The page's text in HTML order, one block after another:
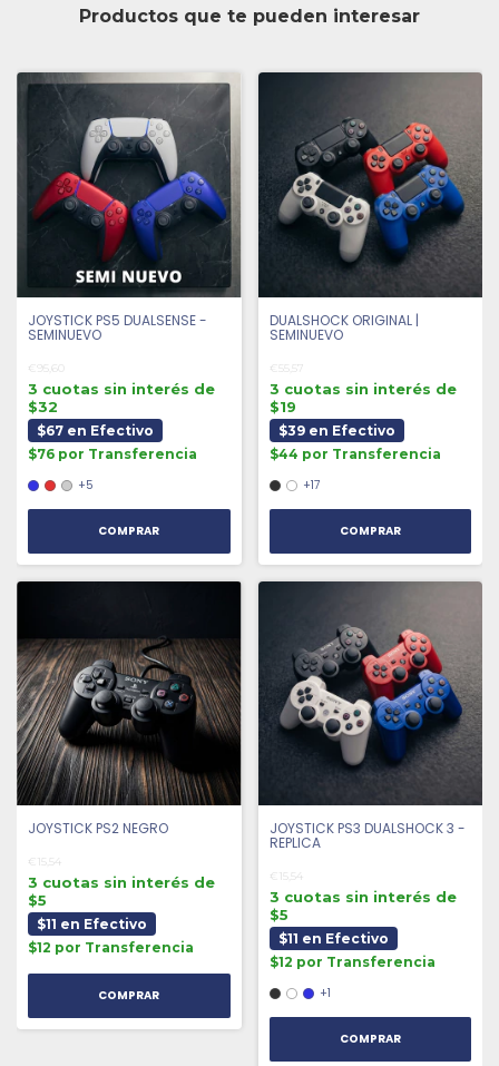
Productos que te pueden interesar
JOYSTICK PS5 DUALSENSE -
SEMINUEVO
€95,60
3 cuotas sin interés de
$32
$67 en Efectivo
$76 por Transferencia
+5
COMPRAR
DUALSHOCK ORIGINAL |
SEMINUEVO
€55,57
3 cuotas sin interés de
$19
$39 en Efectivo
$44 por Transferencia
+17
COMPRAR
JOYSTICK PS2 NEGRO
€15,54
3 cuotas sin interés de
$5
$11 en Efectivo
$12 por Transferencia
JOYSTICK PS3 DUALSHOCK 3 -
REPLICA
€15,54
3 cuotas sin interés de
$5
$11 en Efectivo
$12 por Transferencia
+1
COMPRAR